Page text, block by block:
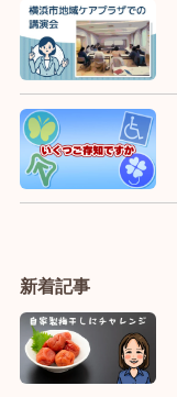
新着記事